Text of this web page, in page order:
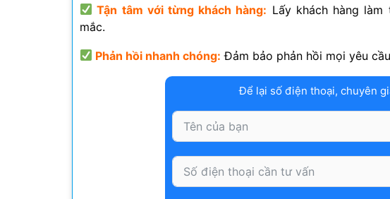
Tận tâm với từng khách hàng: Lấy khách hàng
mắc.
Phản hồi nhanh chóng: Đảm bảo phản hồi mọi yêu
Để lại số điện thoại, chuyên